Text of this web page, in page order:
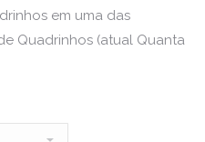
em uma das
Quadrinhos (atual Quanta